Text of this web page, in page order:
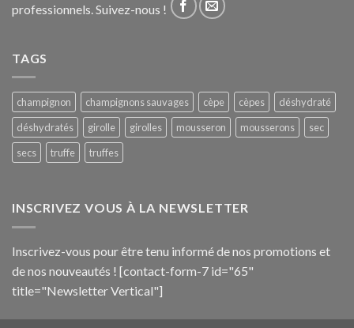
professionnels. Suivez-nous !
TAGS
champignon champignons sauvages cèpe cèpes
déshydraté
déshydratés
girolle girolles mousseron mousserons
sec
secs
truffe truffes
INSCRIVEZ VOUS À LA NEWSLETTER
Inscrivez-vous pour être tenu informé de nos promotions et
de nos nouveautés ! [contact-form-7 id="65"
title="Newsletter Vertical"]